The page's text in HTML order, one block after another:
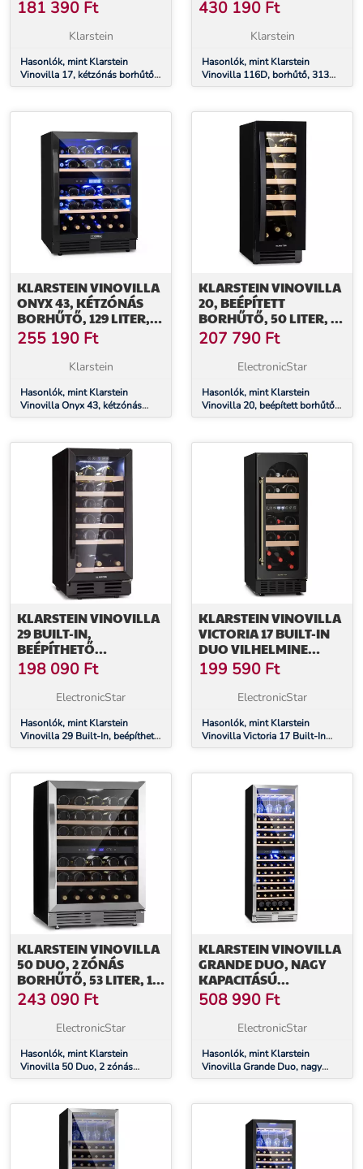
VILÁGÍTÁS, FEHÉR
181 390 Ft
Klarstein
Hasonlók, mint Klarstein
Vinovilla 17, kétzónás borhűtő,
53 liter, 17 palack, 3 színű LED
430 190 Ft
Klarstein
Hasonlók, mint Klarstein
Vinovilla 116D, borhűtő, 313
liter, 116 palack, rozsdamentes
KLARSTEIN VINOVILLA
ONYX 43, KÉTZÓNÁS
BORHŰTŐ, 129 LITER,
43 PALACK, 3 SZÍNŰ LED
VILÁGÍTÁS
255 190 Ft
Klarstein
Hasonlók, mint Klarstein
Vinovilla Onyx 43, kétzónás
borhűtő, 129 liter, 43 palack, 3
KLARSTEIN VINOVILLA
20, BEÉPÍTETT
BORHŰTŐ, 50 LITER, 20
PALACK, ÜVEGAJTÓ,
ROZSDAMENTES ACÉL
207 790 Ft
ElectronicStar
Hasonlók, mint Klarstein
Vinovilla 20, beépített borhűtő,
50 liter, 20 palack, üvegajtó,
KLARSTEIN VINOVILLA
29 BUILT-IN,
BEÉPÍTHETŐ
BORHŰTŐ, 81 LITER, 29
PALACK, 1 ZÓNA,
ÜVEGAJTÓ,
198 090 Ft
ElectronicStar
Hasonlók, mint Klarstein
Vinovilla 29 Built-In, beépíthető
borhűtő, 81 liter, 29 palack, 1
acél
KLARSTEIN VINOVILLA
VICTORIA 17 BUILT-IN
DUO VILHELMINE
EDITION, BORHŰTŐ, 17
PALACK, ÜVEGAJTÓ
199 590 Ft
ElectronicStar
Hasonlók, mint Klarstein
Vinovilla Victoria 17 Built-In
Duo Vilhelmine Edition,
KLARSTEIN VINOVILLA
50 DUO, 2 ZÓNÁS
BORHŰTŐ, 53 LITER, 17
PALACK, 3-SZÍNŰ LED
VILÁGÍTÁS, ÜVEGAJTÓ
243 090 Ft
ElectronicStar
Hasonlók, mint Klarstein
Vinovilla 50 Duo, 2 zónás
borhűtő, 53 liter, 17 palack, 3-
KLARSTEIN VINOVILLA
GRANDE DUO, NAGY
KAPACITÁSÚ
BORHŰTŐ, 425 LITER,
165 PALACK, 3 SZÍNŰ
LED VILÁGÍTÁS
508 990 Ft
ElectronicStar
Hasonlók, mint Klarstein
Vinovilla Grande Duo, nagy
kapacitású borhűtő, 425 liter,
világítás